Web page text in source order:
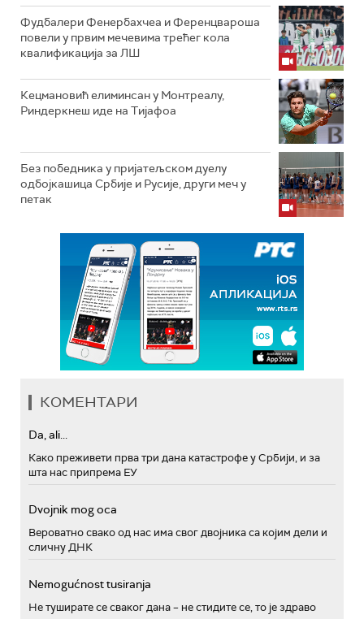
Фудбалери Фенербахчеа и Ференцвароша
повели у првим мечевима трећег кола
квалификација за ЛШ
Кецмановић елиминсан у Монтреалу,
Риндеркнеш иде на Тијафоа
Без победника у пријатељском дуелу
одбојкашица Србије и Русије, други меч у
петак
КОМЕНТАРИ
Da, ali...
Како преживети прва три дана катастрофе у Србији, и за
шта нас припрема ЕУ
Dvojnik mog oca
Вероватно свако од нас има свог двојника са којим дели и
сличну ДНК
Nemogućnost tusiranja
Не туширате се сваког дана – не стидите се, то је здраво